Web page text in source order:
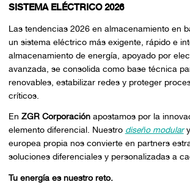
SISTEMA ELÉCTRICO 2026
Las tendencias 2026 en almacenamiento en
un sistema eléctrico más exigente, rápido e
almacenamiento de energía, apoyado por
avanzada, se consolida como base técnica
renovables, estabilizar redes y proteger
críticos.
En ZGR Corporaciónapostamos por la
elemento diferencial. Nuestro diseño modulary
europea propia nos convierte en partners
soluciones diferenciales y personalizadas a
Tu energía es nuestro reto.